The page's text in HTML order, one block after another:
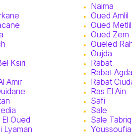
Ksiri
Amir
Oued
Lyaman
Naima
Oued Amlil
Oued Metlili
Oued Zem
Oueled
Oujda
Rabat
Rabat
Rabat
Ras El Ain
Safi
Sale
Sale
Youssoufia